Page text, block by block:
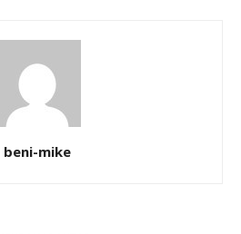
beni-mike